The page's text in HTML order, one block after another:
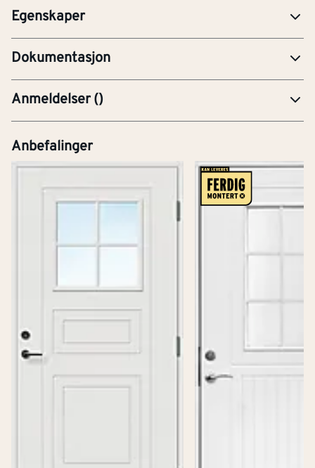
Egenskaper
Dokumentasjon
YTE-Ytelseserklæring (CE-merking)
Anmeldelser()
Anbefalinger